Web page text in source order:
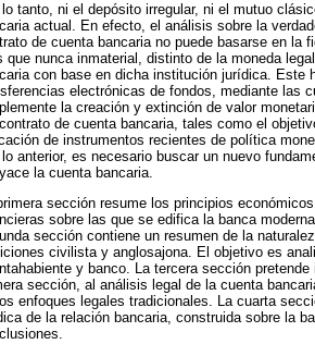
lo tanto, ni el depósito irregular, ni el mutuo
actual. En efecto, el análisis sobre la
de cuenta bancaria no puede basarse en la
que nunca inmaterial, distinto de la moneda
con base en dicha institución jurídica.
electrónicas de fondos, mediante las
la creación y extinción de valor
de cuenta bancaria, tales como el
de instrumentos recientes de política
lo anterior, es necesario buscar un nuevo
la cuenta bancaria.
sección resume los principios
sobre las que se edifica la banca
sección contiene un resumen de la
civilista y anglosajona. El objetivo es
y banco. La tercera sección
sección, al análisis legal de la cuenta
enfoques legales tradicionales. La cuarta
de la relación bancaria, construida sobre la